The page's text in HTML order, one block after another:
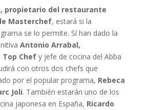
propietario del restaurante
Masterchef, estará si la
se lo permite. Sí han dado la
Antonio Arrabal,
Chefy jefe de cocina del Abba
con otros dos chefs que
por el popular programa, Rebeca
Joli. También estarán uno de los
japonesa en España, Ricardo